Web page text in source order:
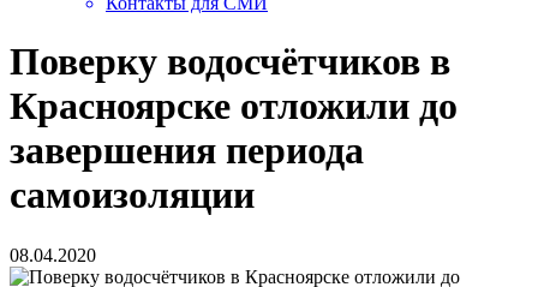
Поверку водосчётчиков в
Красноярске отложили до
завершения периода
самоизоляции
08.04.2020